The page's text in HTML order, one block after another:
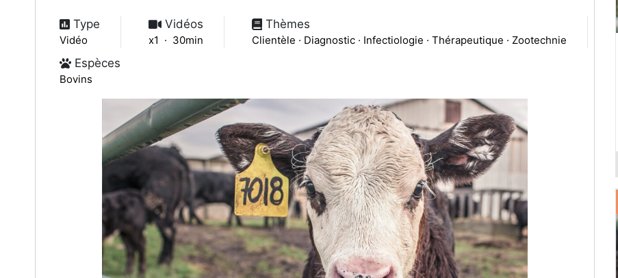
Type
Vidéo
Vidéos
x1 · 30min
Thèmes
Clientèle · Diagnostic · Infectiologie · Thérapeutique · Zootechnie
Espèces
Bovins